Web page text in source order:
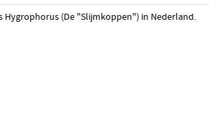
Hygrophorus (De "Slijmkoppen") in Nederland.